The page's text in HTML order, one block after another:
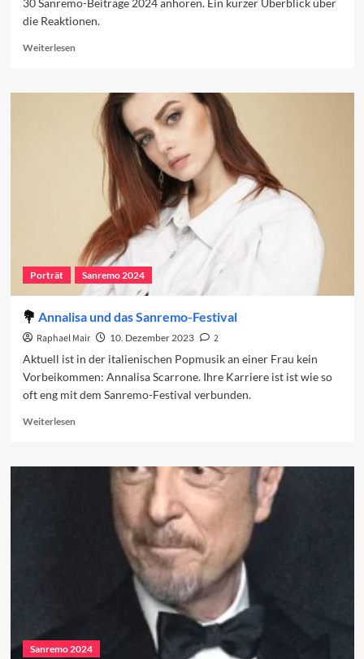
30 Sanremo-Beiträge 2024 anhören. Ein kurzer Überblick über
die Reaktionen.
WeiterlesenRead
Die
favorisierten
Sanremo-
Beiträge
Porträt Sanremo 2024
Annalisa und das Sanremo-Festival
Raphael Mair 10. Dezember 2023
2
Aktuell ist in der italienischen Popmusik an einer Frau kein
Vorbeikommen: Annalisa Scarrone. Ihre Karriere ist ist wie so
oft eng mit dem Sanremo-Festival verbunden.
WeiterlesenRead
Annalisa
Sanremo 2024